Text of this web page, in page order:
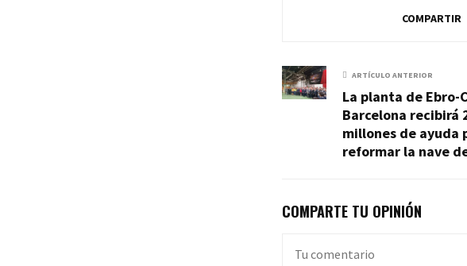
COMPARTIR
ARTÍCULO ANTERIOR
La planta de Ebro-
Barcelona recibirá
millones de ayuda
reformar la nave
COMPARTE TU OPINIÓN